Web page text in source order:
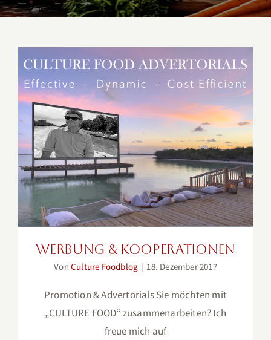
Werbung & Kooperationen
Werbung & Kooperationen
VonCulture Foodblog | 18. Dezember 2017
Promotion & Advertorials Sie möchten mit
„CULTURE FOOD“ zusammenarbeiten? Ich
freue mich auf